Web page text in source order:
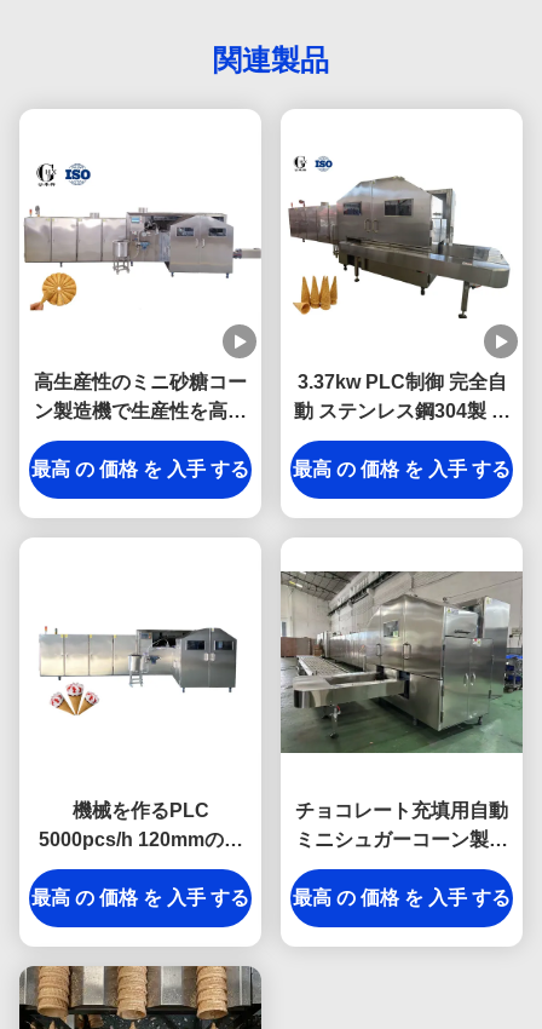
関連製品
高生産性のミニ砂糖コー
ン製造機で生産性を高め
る
最高 の 価格 を 入手 する
3.37kw PLC制御 完全自
動 ステンレス鋼304製 砂
糖コーン製造機
最高 の 価格 を 入手 する
機械を作るPLC
5000pcs/h 120mmのワ
ッフルの砂糖の円錐形
最高 の 価格 を 入手 する
チョコレート充填用自動
ミニシュガーコーン製造
機 - 食品工場向け
最高 の 価格 を 入手 する